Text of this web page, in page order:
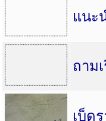
แนะ
ถาม
เบ็ด